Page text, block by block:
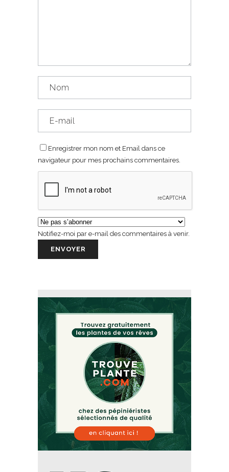
Enregistrer mon nom et Email dans ce
navigateur pour mes prochains commentaires.
Notifiez-moi par e-mail des commentaires à venir.